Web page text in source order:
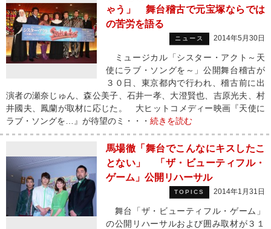
ゃう」 舞台稽古で元宝塚ならでは
の苦労を語る
ニュース 2014年5月30日
ミュージカル「シスター・アクト～天
使にラブ・ソングを～」公開舞台稽古が
３０日、東京都内で行われ、稽古前に出
演者の瀬奈じゅん、森公美子、石井一孝、大澄賢也、吉原光夫、村
井國夫、鳳蘭が取材に応じた。 大ヒットコメディー映画『天使に
ラブ・ソングを…』が待望のミ・・・ 続きを読む
馬場徹「舞台でこんなにキスしたこ
とない」 「ザ・ビューティフル・
ゲーム」公開リハーサル
TOPICS 2014年1月31日
舞台「ザ・ビューティフル・ゲーム」
の公開リハーサルおよび囲み取材が３１